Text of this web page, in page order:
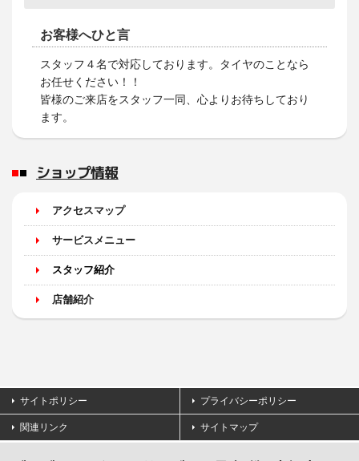
お客様へひと言
スタッフ４名で対応しております。タイヤのことなら
お任せください！！
皆様のご来店をスタッフ一同、心よりお待ちしており
ます。
ショップ情報
アクセスマップ
サービスメニュー
スタッフ紹介
店舗紹介
サイトポリシー プライバシーポリシー
関連リンク サイトマップ